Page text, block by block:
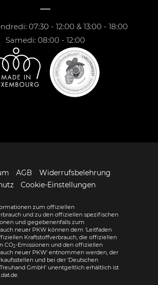
07:30 - 12:00 & 13:00 - 18:00
Samedi: 08:00 - 12:00
AGB
Widerrufsbelehrung
Cookie-Einstellungen
zum offiziellen
und zu den offiziellen spezifischen
und gegebenenfalls zum
neuer PKW können dem 'Leitfaden
Kraftstoffverbrauch, die offiziellen
CO2-Emissionen und den offiziellen
neuer PKW' entnommen werden, der
und bei der 'Deutschen
GmbH' unentgeltlich erhältlich ist